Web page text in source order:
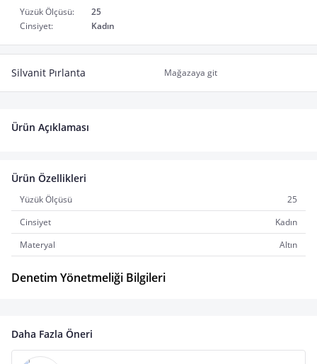
Yüzük Ölçüsü:
25
Cinsiyet:
Kadın
Silvanit Pırlanta Mağazaya git
Ürün Açıklaması
Ürün Özellikleri
Yüzük Ölçüsü
25
Cinsiyet
Kadın
Materyal
Altın
Denetim Yönetmeliği Bilgileri
Daha Fazla Öneri